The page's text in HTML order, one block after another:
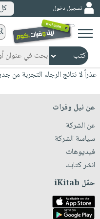
ورقية
المواضيع
صدر
مبيعاً
جوائز
شحن
مخفض
عروض
خاصة
صفحات
مشوقة
كتب
الصفحة
الرئيسية
صدر
حديثاً
الأكثر
مبيعاً
مجانية
كتب
صوتية
الصفحة
الرئيسية
masmu3
بلا
حدود
أطفال
وناشئة
الصفحةوسائل
تسجيل دخول
عذراً لا نتائج الرجاء التجربة من
عن نيل وفرات
عن الشركة
سياسة الشركة
فيديوهات
انشر كتابك
حمّل iKitab